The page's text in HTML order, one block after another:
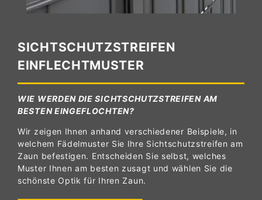
SICHTSCHUTZSTREIFEN
EINFLECHTMUSTER
WIE WERDEN DIE SICHTSCHUTZSTREIFEN AM
BESTEN EINGEFLOCHTEN?
Wir zeigen Ihnen anhand verschiedener Beispiele, in
welchem Fädelmuster Sie Ihre Sichtschutzstreifen am
Zaun befestigen. Entscheiden Sie selbst, welches
Muster Ihnen am besten zusagt und wählen Sie die
schönste Optik für Ihren Zaun.